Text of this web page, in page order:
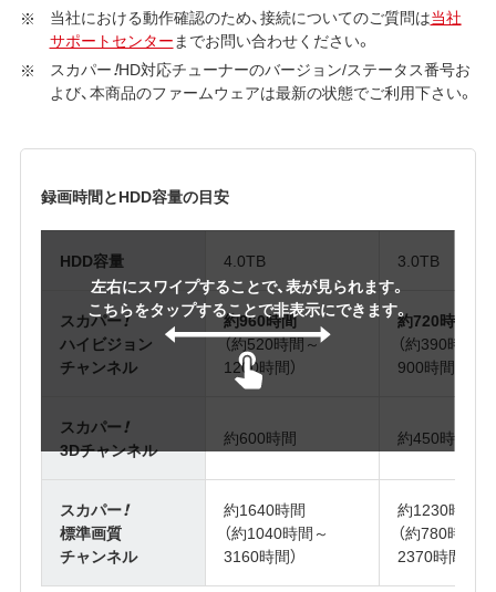
当社における動作確認のため、接続についてのご質問は当社
サポートセンター までお問い合わせください。
スカパー！HD対応チューナーのバージョン/ステータス番号お
よび、本商品のファームウェアは最新の状態でご利用下さい。
録画時間とHDD容量の目安
左右にスワイプすることで、表が見られます。
こちらをタップすることで非表示にできます。
HDD容量 4.0TB 3.0TB
スカパー！
ハイビジョン
チャンネル
約960時間
（約520時間～
1200時間）
約720時間
（約390時間～
900時間）
スカパー ！
3Dチャンネル
約600時間 約450時間
スカパー！
標準画質
チャンネル
約1640時間
（約1040時間～
3160時間）
約1230時間
（約780時間～
2370時間）